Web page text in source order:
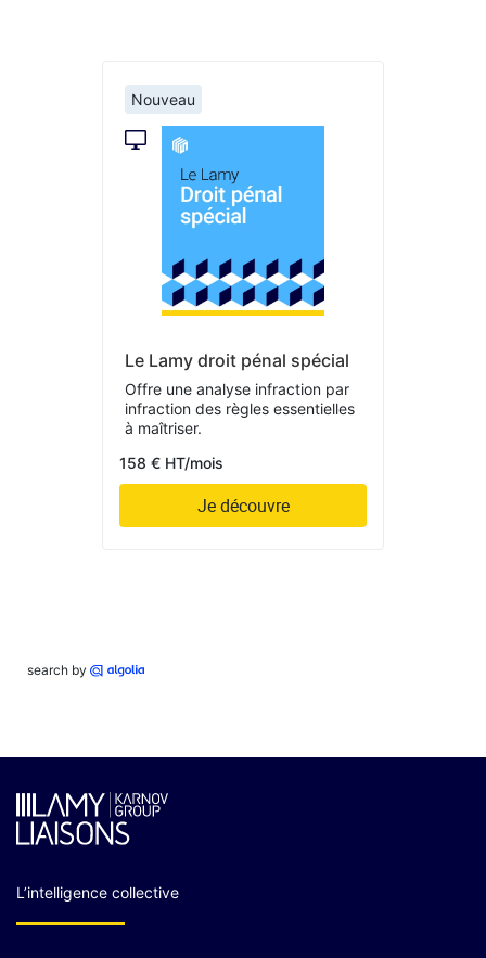
Nouveau
Le Lamy droit pénal spécial
Offre une analyse infraction par
infraction des règles essentielles
à maîtriser.
158 € HT/mois
Je découvre
search by
L’intelligence collective